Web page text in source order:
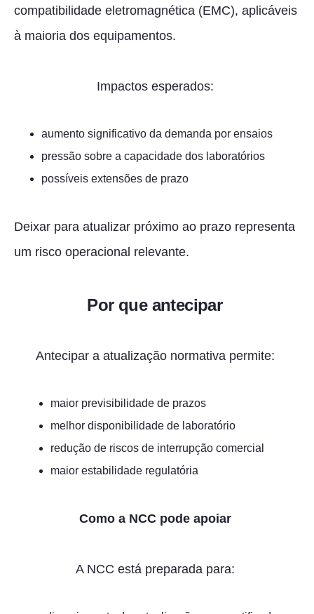
compatibilidade eletromagnética (EMC), aplicáveis
à maioria dos equipamentos.
Impactos esperados:
aumento significativo da demanda por ensaios
pressão sobre a capacidade dos laboratórios
possíveis extensões de prazo
Deixar para atualizar próximo ao prazo representa
um risco operacional relevante.
Por que antecipar
Antecipar a atualização normativa permite:
maior previsibilidade de prazos
melhor disponibilidade de laboratório
redução de riscos de interrupção comercial
maior estabilidade regulatória
Como a NCC pode apoiar
A NCC está preparada para: